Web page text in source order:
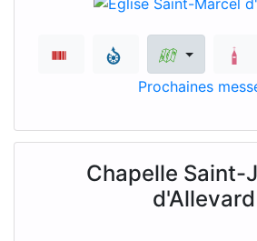
Prochaines
Chapelle Saint-
d'Allevard